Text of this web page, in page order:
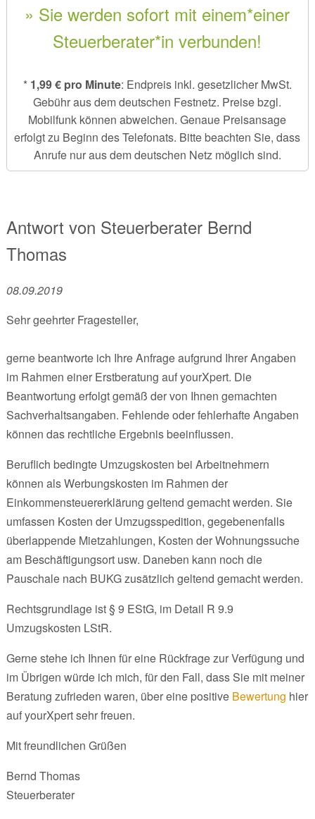
» Sie werden sofort mit einem*einer
Steuerberater*in verbunden!
* 1,99 € pro Minute: Endpreis inkl. gesetzlicher MwSt.
Gebühr aus dem deutschen Festnetz. Preise bzgl.
Mobilfunk können abweichen. Genaue Preisansage
erfolgt zu Beginn des Telefonats. Bitte beachten Sie, dass
Anrufe nur aus dem deutschen Netz möglich sind.
Antwort von Steuerberater Bernd
Thomas
08.09.2019
Sehr geehrter Fragesteller,
gerne beantworte ich Ihre Anfrage aufgrund Ihrer Angaben
im Rahmen einer Erstberatung auf yourXpert. Die
Beantwortung erfolgt gemäß der von Ihnen gemachten
Sachverhaltsangaben. Fehlende oder fehlerhafte Angaben
können das rechtliche Ergebnis beeinflussen.
Beruflich bedingte Umzugskosten bei Arbeitnehmern
können als Werbungskosten im Rahmen der
Einkommensteuererklärung geltend gemacht werden. Sie
umfassen Kosten der Umzugsspedition, gegebenenfalls
überlappende Mietzahlungen, Kosten der Wohnungssuche
am Beschäftigungsort usw. Daneben kann noch die
Pauschale nach BUKG zusätzlich geltend gemacht werden.
Rechtsgrundlage ist § 9 EStG, im Detail R 9.9
Umzugskosten LStR.
Gerne stehe ich Ihnen für eine Rückfrage zur Verfügung und
im Übrigen würde ich mich, für den Fall, dass Sie mit meiner
Beratung zufrieden waren, über eine positive Bewertung hier
auf yourXpert sehr freuen.
Mit freundlichen Grüßen
Bernd Thomas
Steuerberater